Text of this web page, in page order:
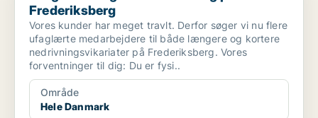
Frederiksberg
Vores kunder har meget travlt. Derfor søger vi nu flere
ufaglærte medarbejdere til både længere og kortere
nedrivningsvikariater på Frederiksberg. Vores
forventninger til dig: Du er fysi..
Område
Hele Danmark